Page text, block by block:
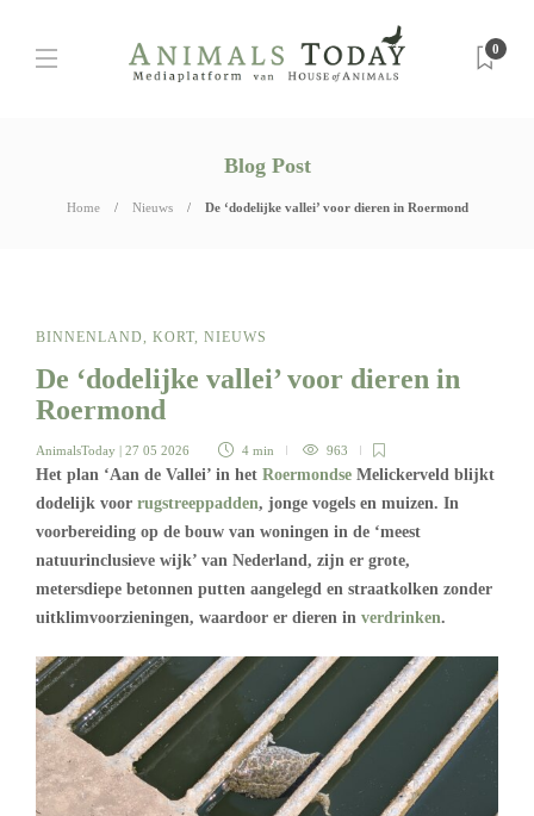
0
Blog Post
Home Nieuws De ‘dodelijke vallei’ voor dieren in Roermond
BINNENLAND, KORT, NIEUWS
De ‘dodelijke vallei’ voor dieren in
Roermond
AnimalsToday | 27 05 2026 4 min 963
Het plan ‘Aan de Vallei’ in het Roermondse Melickerveld blijkt
dodelijk voor rugstreeppadden, jonge vogels en muizen. In
voorbereiding op de bouw van woningen in de ‘meest
natuurinclusieve wijk’ van Nederland, zijn er grote,
metersdiepe betonnen putten aangelegd en straatkolken zonder
uitklimvoorzieningen, waardoor er dieren in verdrinken.